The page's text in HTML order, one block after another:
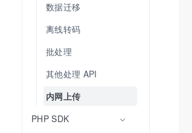
数据迁移
离线转码
批处理
其他处理 API
内网上传
PHP SDK